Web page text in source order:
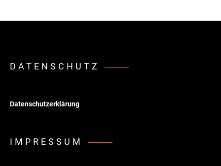
DATENSCHUTZ
Datenschutzerklärung
IMPRESSUM